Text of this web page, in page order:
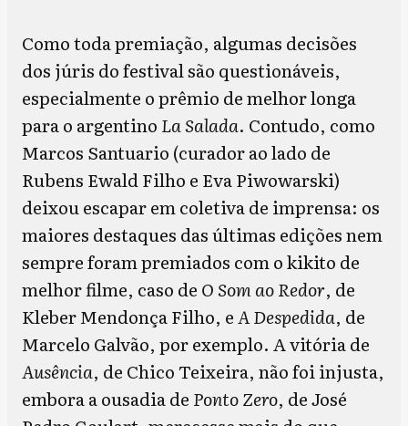
Como toda premiação, algumas decisões
dos júris do festival são questionáveis,
especialmente o prêmio de melhor longa
para o argentino La Salada. Contudo, como
Marcos Santuario (curador ao lado de
Rubens Ewald Filho e Eva Piwowarski)
deixou escapar em coletiva de imprensa: os
maiores destaques das últimas edições nem
sempre foram premiados com o kikito de
melhor filme, caso de O Som ao Redor, de
Kleber Mendonça Filho, eA Despedida, de
Marcelo Galvão, por exemplo. A vitória de
Ausência, de Chico Teixeira, não foi injusta,
embora a ousadia de Ponto Zero, de José